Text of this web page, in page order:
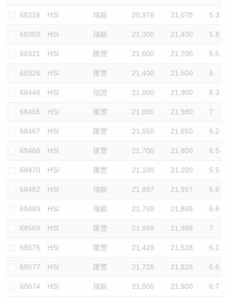
68216 HSI 瑞銀 20,978 21,078 5.3
68303 HSI 瑞銀 21,300 21,400 5.8
68321 HSI 匯豐 21,600 21,700 6.5
68326 HSI 匯豐 21,400 21,500 6
68448 HSI 信證 21,800 21,900 6.3
68465 HSI 匯豐 21,880 21,980 7
68467 HSI 匯豐 21,550 21,650 6.2
68468 HSI 匯豐 21,700 21,800 6.5
68470 HSI 匯豐 21,100 21,200 5.5
68482 HSI 瑞銀 21,897 21,997 6.8
68483 HSI 瑞銀 21,768 21,868 6.6
68569 HSI 匯豐 21,898 21,998 7
68575 HSI 匯豐 21,428 21,528 6.1
68577 HSI 匯豐 21,728 21,828 6.6
68674 HSI 瑞銀 21,800 21,900 6.7